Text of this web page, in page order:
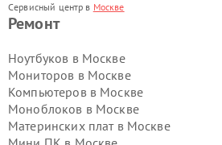
Сервисный центр в Москве
Ремонт
Ноутбуков в Москве
Мониторов в Москве
Компьютеров в Москве
Моноблоков в Москве
Материнских плат в Москве